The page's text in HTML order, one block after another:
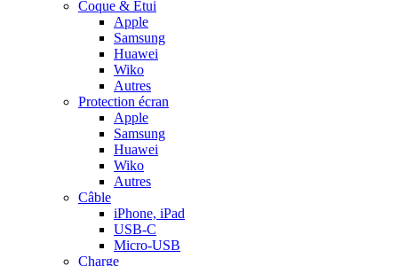
Coque & Étui
Apple
Samsung
Huawei
Wiko
Autres
Protection écran
Apple
Samsung
Huawei
Wiko
Autres
Câble
iPhone, iPad
USB-C
Micro-USB
Charge